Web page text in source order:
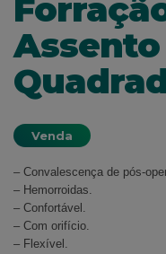
Venda
– Convalescença de pós-
– Hemorroidas.
– Confortável.
– Com orifício.
– Flexível.